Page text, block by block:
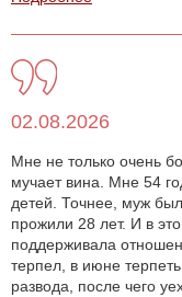
02.08.2026
Мне не только очень
мучает вина. Мне 54
детей. Точнее, муж
прожили 28 лет. И в
поддерживала
терпел, в июне
развода, после чего